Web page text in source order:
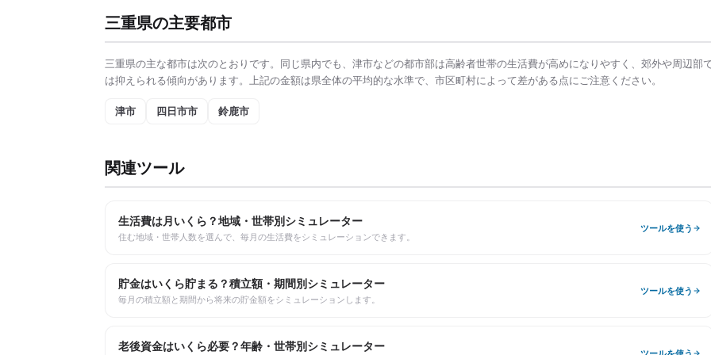
三重県の主要都市
三重県の主な都市は次のとおりです。同じ県内でも、 津市などの都市部は高齢者世帯の生活費が高めになりやすく、郊外や周辺部
は抑えられる傾向があります。上記の金額は県全体の平均的な水準で、市区町村によって差がある点にご注意ください。
津市 四日市市 鈴鹿市
関連ツール
生活費は月いくら？地域・世帯別シミュレーター
住む地域・世帯人数を選んで、毎月の生活費をシミュレーションできます。
ツールを使う
貯金はいくら貯まる？積立額・期間別シミュレーター
毎月の積立額と期間から将来の貯金額をシミュレーションします。
ツールを使う
老後資金はいくら必要？年齢・世帯別シミュレーター ツールを使う